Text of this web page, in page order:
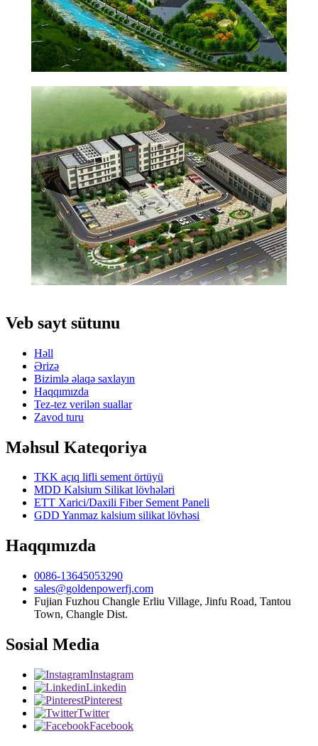
Veb sayt sütunu
Həll
Ərizə
Bizimlə əlaqə saxlayın
Haqqımızda
Tez-tez verilən suallar
Zavod turu
Məhsul Kateqoriya
TKK açıq lifli sement örtüyü
MDD Kalsium Silikat lövhələri
ETT Xarici/Daxili Fiber Sement Paneli
GDD Yanmaz kalsium silikat lövhəsi
Haqqımızda
0086-13645053290
sales@goldenpowerfj.com
Fujian Fuzhou Changle Erliu Village, Jinfu Road, Tantou
Town, Changle Dist.
Sosial Media
Instagram
Linkedin
Pinterest
Twitter
Facebook